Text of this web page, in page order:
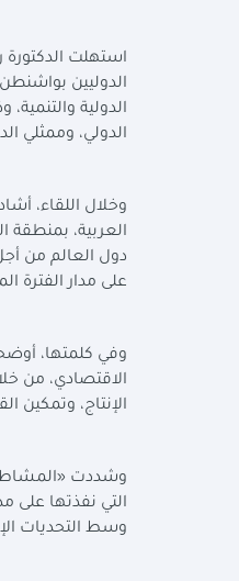
استهلت الدكتورة
الدولية
الدولي، وممثلي
وخلال اللقاء،
العربية، بمنطقة
دول العالم من
على مدار الفترة
وفي كلمتها،
الاقتصادي، من
الإنتاج، وتمكين
وشددت
وسط التحديات